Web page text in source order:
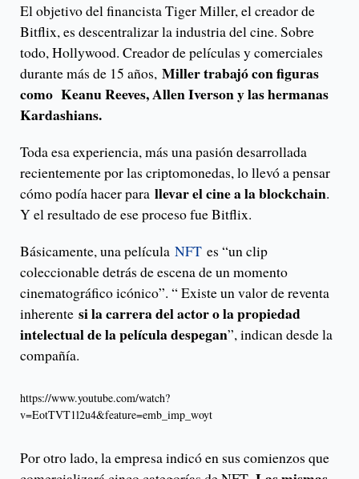
El objetivo del financista Tiger Miller, el creador de
Bitflix, es descentralizar la industria del cine. Sobre
todo, Hollywood. Creador de películas y comerciales
durante más de 15 años, Miller trabajó con figuras
como Keanu Reeves, Allen Iverson y las hermanas
Kardashians.
Toda esa experiencia, más una pasión desarrollada
recientemente por las criptomonedas, lo llevó a pensar
cómo podía hacer para llevar el cine a la blockchain.
Y el resultado de ese proceso fue Bitflix.
Básicamente, una película NFT es “un clip
coleccionable detrás de escena de un momento
cinematográfico icónico”. “ Existe un valor de reventa
inherente si la carrera del actor o la propiedad
intelectual de la película despegan”, indican desde la
compañía.
https://www.youtube.com/watch?
v=EotTVT1l2u4&feature=emb_imp_woyt
Por otro lado, la empresa indicó en sus comienzos que